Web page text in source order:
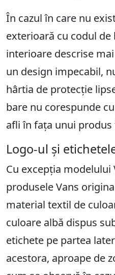
În cazul în care nu
exterioară cu codul de
interioare descrise
un design impecabil,
hârtia de protecție
bare nu corespunde
afli în fața unui produs
Logo-ul și
Cu excepția modelului
produsele Vans
material textil de
culoare albă dispus
etichete pe partea
acestora, aproape de